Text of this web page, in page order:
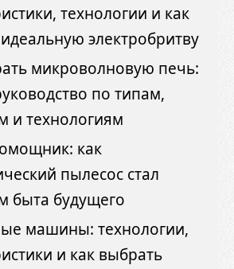
технологии и как
электробритву
микроволновую печь:
по типам,
и технологиям
как
пылесос стал
быта будущего
машины: технологии,
и как выбрать